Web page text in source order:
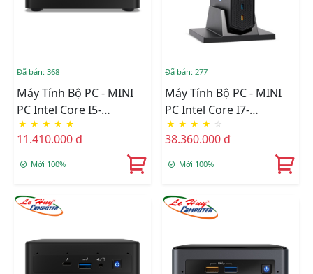
Đã bán: 368
Máy Tính Bộ PC - MINI
PC Intel Core I5-
1135G7/Intel Iris Xe
Graphics/Ram Option/Ổ
Cứng Option/Dos
★ ★ ★ ★ ★
11.410.000 đ
Mới 100%
Đã bán: 277
Máy Tính Bộ PC - MINI
PC Intel Core I7-
12700H/Intel Arc A770M
Graphics/Ram Option/Ổ
Cứng Option/Dos
★ ★ ★ ★ ☆
38.360.000 đ
Mới 100%